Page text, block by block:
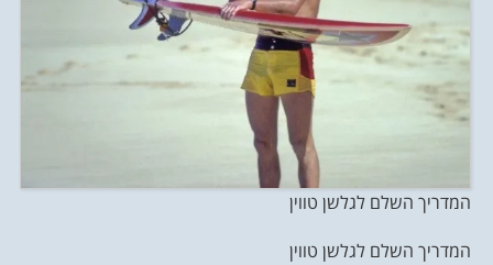
המדריך השלם לגלשן טווין
המדריך השלם לגלשן טווין